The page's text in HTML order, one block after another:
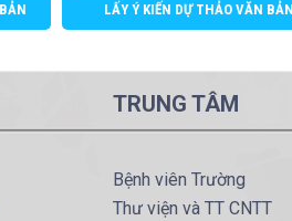
LẤY Ý KIẾN DỰ THẢO VĂN
TRUNG TÂM
Bệnh viên Trường
Thư viện và TT CNTT